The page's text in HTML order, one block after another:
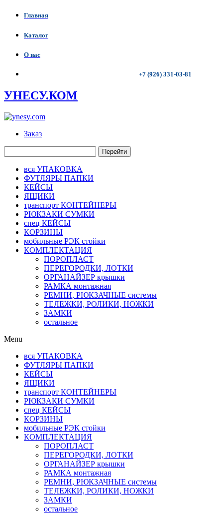
Главная
Каталог
О нас
+7 (926) 331-03-81
УНЕСУ.КОМ
Заказ
Перейти
вся УПАКОВКА
ФУТЛЯРЫ ПАПКИ
КЕЙСЫ
ЯЩИКИ
транспорт КОНТЕЙНЕРЫ
РЮКЗАКИ СУМКИ
спец КЕЙСЫ
КОРЗИНЫ
мобильные РЭК стойки
КОМПЛЕКТАЦИЯ
ПОРОПЛАСТ
ПЕРЕГОРОДКИ, ЛОТКИ
ОРГАНАЙЗЕР крышки
РАМКА монтажная
РЕМНИ, РЮКЗАЧНЫЕ системы
ТЕЛЕЖКИ, РОЛИКИ, НОЖКИ
ЗАМКИ
остальное
Menu
вся УПАКОВКА
ФУТЛЯРЫ ПАПКИ
КЕЙСЫ
ЯЩИКИ
транспорт КОНТЕЙНЕРЫ
РЮКЗАКИ СУМКИ
спец КЕЙСЫ
КОРЗИНЫ
мобильные РЭК стойки
КОМПЛЕКТАЦИЯ
ПОРОПЛАСТ
ПЕРЕГОРОДКИ, ЛОТКИ
ОРГАНАЙЗЕР крышки
РАМКА монтажная
РЕМНИ, РЮКЗАЧНЫЕ системы
ТЕЛЕЖКИ, РОЛИКИ, НОЖКИ
ЗАМКИ
остальное